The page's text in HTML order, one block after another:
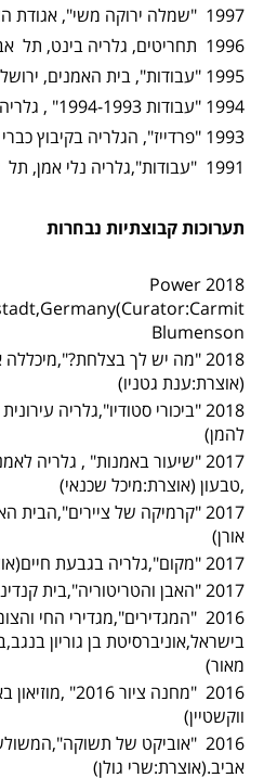
1997 "שמלה ירוקה משי", אגודת הציירים והפסלים, תל אביב
1996 תחריטים, גלריה בינט, תל אביב
1995 "עבודות", בית האמנים, ירושלים
1994 "עבודות 1994-1993" , גלריה נלי אמן, תל אביב
1993 "פרדייז", הגלריה בקיבוץ כברי
1991 "עבודות",גלריה נלי אמן, תל אביב
תערוכות קבוצתיות נבחרות
2018 Power
Blumenson
2018 "מה יש לך
(אוצרת:ענת גטניו)
2018 "ביכורי סטודיו",גלריה
להמן)
2017 "שיעור באמנות" , גלריה
,טבעון (אוצרת:מיכל שכנאי)
2017 "קרמיקה של
אורן)
2017 "מקום",גלריה בגבעת חיים(אוצרת:חנוש מורג)
2017 "האבן והטריטוריה",בית קנדינוף,יפו,(אוצרת:ליאת אזוגי)
2016 "המגדירים",מגדירי החי
בישראל,אוניברסיטת בן גוריון
מאור)
2016 "מחנה
ווקשטיין)
2016 "אוביקט של
אביב.(אוצרת:שרי גולן)